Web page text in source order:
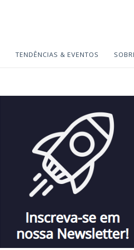
TENDÊNCIAS & EVENTOS